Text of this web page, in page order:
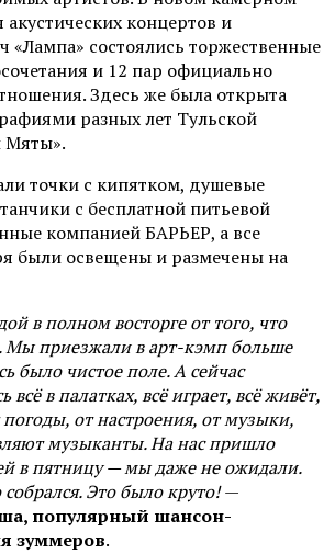
акустических концертов и
«Лампа» состоялись торжественные
и 12 пар официально
Здесь же была открыта
разных лет Тульской
Мяты».
точки с кипятком, душевые
с бесплатной питьевой
компанией БАРЬЕР, а все
были освещены и размечены на
в полном восторге от того, что
Мы приезжали в арт-кэмп больше
было чистое поле. А сейчас
в палатках, всё играет, всё живёт,
от настроения, от музыки,
музыканты. На нас пришло
в пятницу — мы даже не ожидали.
Это было круто!—
популярный шансон-
зуммеров.